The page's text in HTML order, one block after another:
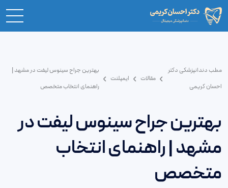
مطب دندانپزشکی دکتر
احسان کریمی
مقالات ایمپلنت
بهترین جراح سینوس لیفت در مشهد |
راهنمای انتخاب متخصص
بهترین جراح سینوس لیفت در
مشهد | راهنمای انتخاب
متخصص